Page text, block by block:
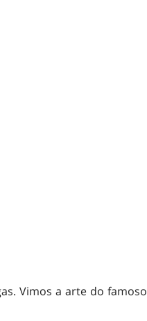
Vimos a arte do famoso